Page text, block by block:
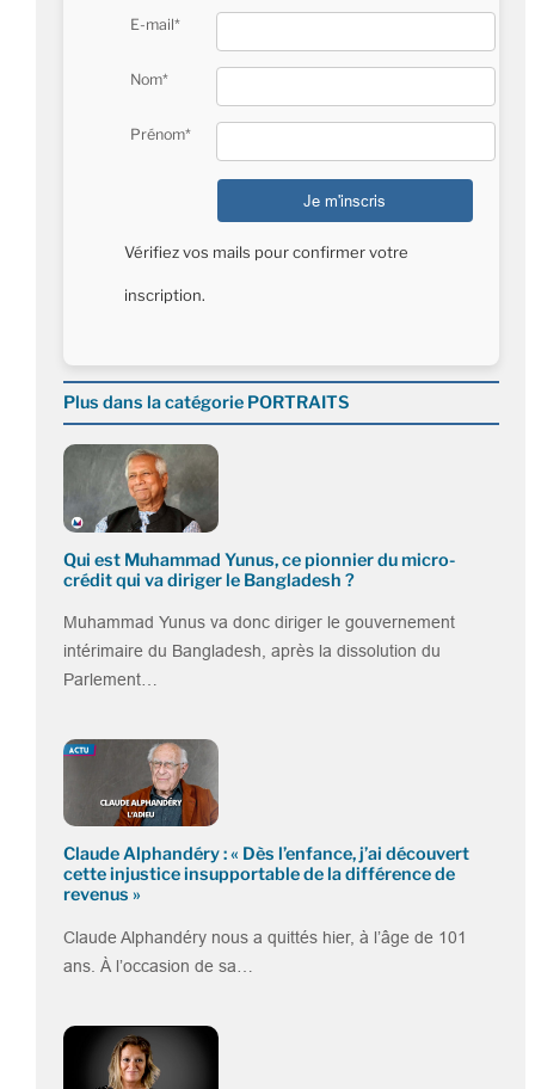
E-mail*
Nom*
Prénom*
Vérifiez vos mails pour confirmer votre
inscription.
Plus dans la catégorie PORTRAITS
Qui est Muhammad Yunus, ce pionnier du micro-
crédit qui va diriger le Bangladesh ?
Muhammad Yunus va donc diriger le gouvernement
intérimaire du Bangladesh, après la dissolution du
Parlement…
Claude Alphandéry : « Dès l’enfance, j’ai découvert
cette injustice insupportable de la différence de
revenus »
Claude Alphandéry nous a quittés hier, à l’âge de 101
ans. À l’occasion de sa…